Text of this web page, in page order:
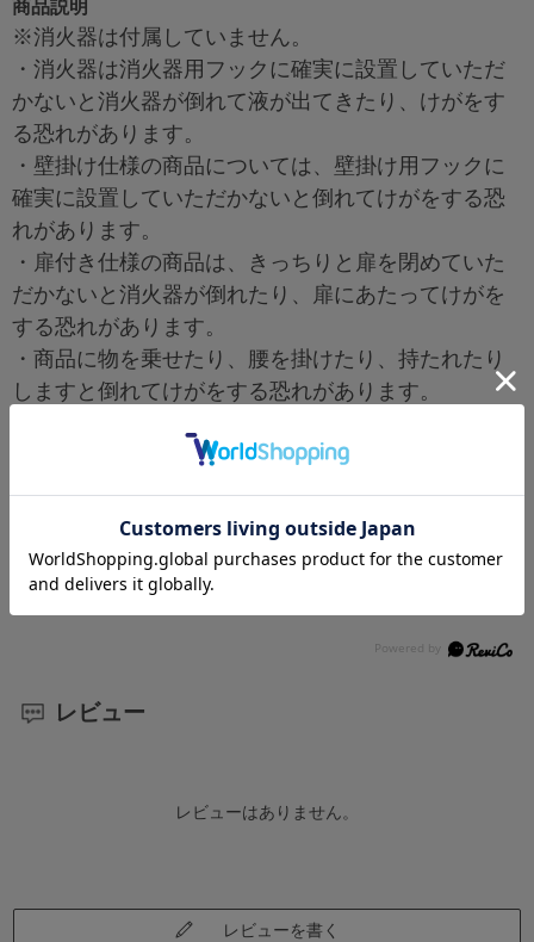
商品説明
※消火器は付属していません。
・消火器は消火器用フックに確実に設置していただ
かないと消火器が倒れて液が出てきたり、けがをす
る恐れがあります。
・壁掛け仕様の商品については、壁掛け用フックに
確実に設置していただかないと倒れてけがをする恐
れがあります。
・扉付き仕様の商品は、きっちりと扉を閉めていた
だかないと消火器が倒れたり、扉にあたってけがを
する恐れがあります。
・商品に物を乗せたり、腰を掛けたり、持たれたり
しますと倒れてけがをする恐れがあります。
設置してください。
・本体にサビや破損が発生する場合があります。屋
外設置に関してはメーカーにご相談ください。
レビュー
レビューはありません。
レビューを書く